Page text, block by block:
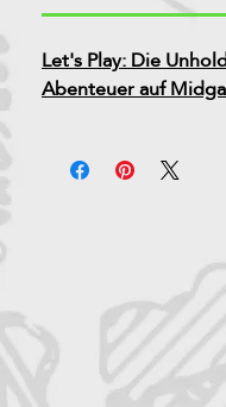
Let's Play: Die
Abenteuer auf